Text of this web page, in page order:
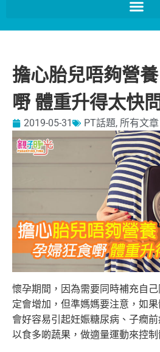
擔心胎兒唔夠營
嘢 體重升得太快
2019-05-31 PT話題, 所有文章
懷孕期間，因為需要同時補充自
定會增加，但準媽媽要注意，如
會好容易引起妊娠糖尿病、子癇
以食多啲蔬果，做適量運動來控制